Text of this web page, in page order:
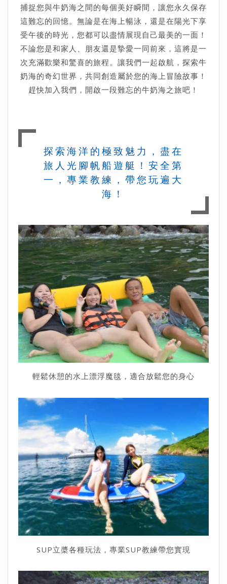
捕捉您與牛奶海之間的每個美好瞬間，讓您永久保存
這難忘的回憶。無論是在海上暢泳，還是在陽光下享
受午後的時光，您都可以盡情展現自己最美的一面！
不論您是和家人、朋友還是摯愛一同前來，這將是一
次充滿歡樂和驚喜的旅程。讓我們一起啟航，探索牛
奶海的奇幻世界，共同創造屬於您的海上冒險故事！
趕快加入我們，開啟一段難忘的牛奶海之旅吧！
探索海洋的極致魅力，盡在
旅人光腳帆船遊艇！安全第
一，專業教練，帶您玩遍大
海！
輕鬆休憩的水上漂浮魔毯，適合放鬆您的身心
SUP立槳各種玩法，專業SUP教練帶您實現